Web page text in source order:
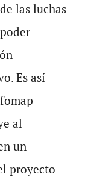
las luchas
Es así
al
un
proyecto